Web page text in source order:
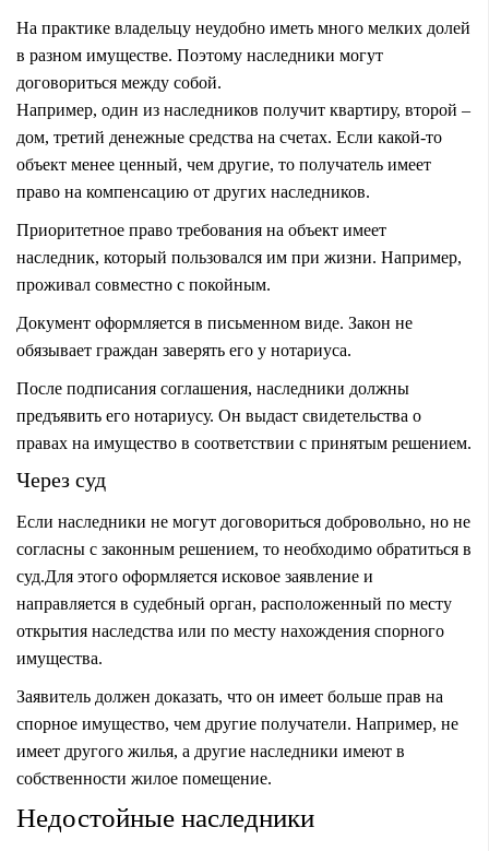
На практике владельцу неудобно иметь много мелких долей
в разном имуществе. Поэтому наследники могут
договориться между собой.
Например, один из наследников получит квартиру, второй –
дом, третий денежные средства на счетах. Если какой-то
объект менее ценный, чем другие, то получатель имеет
право на компенсацию от других наследников.
Приоритетное право требования на объект имеет
наследник, который пользовался им при жизни. Например,
проживал совместно с покойным.
Документ оформляется в письменном виде. Закон не
обязывает граждан заверять его у нотариуса.
После подписания соглашения, наследники должны
предъявить его нотариусу. Он выдаст свидетельства о
правах на имущество в соответствии с принятым решением.
Через суд
Если наследники не могут договориться добровольно, но не
согласны с законным решением, то необходимо обратиться в
суд.Для этого оформляется исковое заявление и
направляется в судебный орган, расположенный по месту
открытия наследства или по месту нахождения спорного
имущества.
Заявитель должен доказать, что он имеет больше прав на
спорное имущество, чем другие получатели. Например, не
имеет другого жилья, а другие наследники имеют в
собственности жилое помещение.
Недостойные наследники